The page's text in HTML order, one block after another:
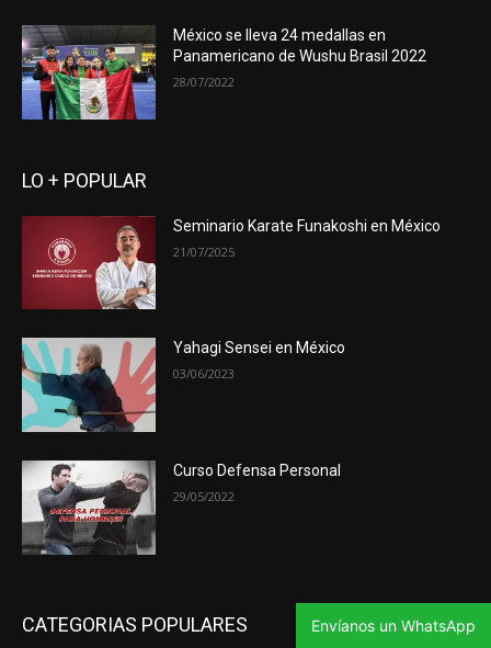
México se lleva 24 medallas en
Panamericano de Wushu Brasil 2022
28/07/2022
LO + POPULAR
Seminario Karate Funakoshi en México
21/07/2025
Yahagi Sensei en México
03/06/2023
Curso Defensa Personal
29/05/2022
CATEGORIAS POPULARES Envíanos un WhatsApp